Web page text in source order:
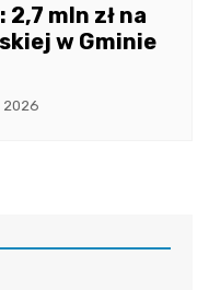
mln zł na
w Gminie
2026